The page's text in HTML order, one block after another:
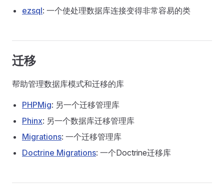
ezsql: 一个使处理数据库连接变得非常容易的类
迁移
帮助管理数据库模式和迁移的库
PHPMig: 另一个迁移管理库
Phinx: 另一个数据库迁移管理库
Migrations: 一个迁移管理库
Doctrine Migrations: 一个Doctrine迁移库